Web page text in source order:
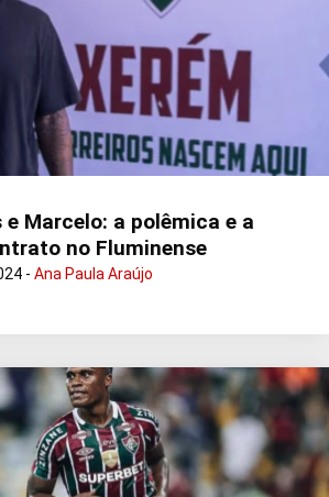
e Marcelo: a polêmica e a
no Fluminense
- Ana Paula Araújo